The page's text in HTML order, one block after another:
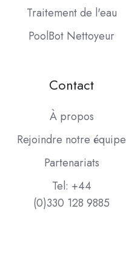
Traitement de l'eau
PoolBot Nettoyeur
Contact
À propos
Rejoindre notre équipe
Partenariats
Tel: +44
(0)330 128 9885